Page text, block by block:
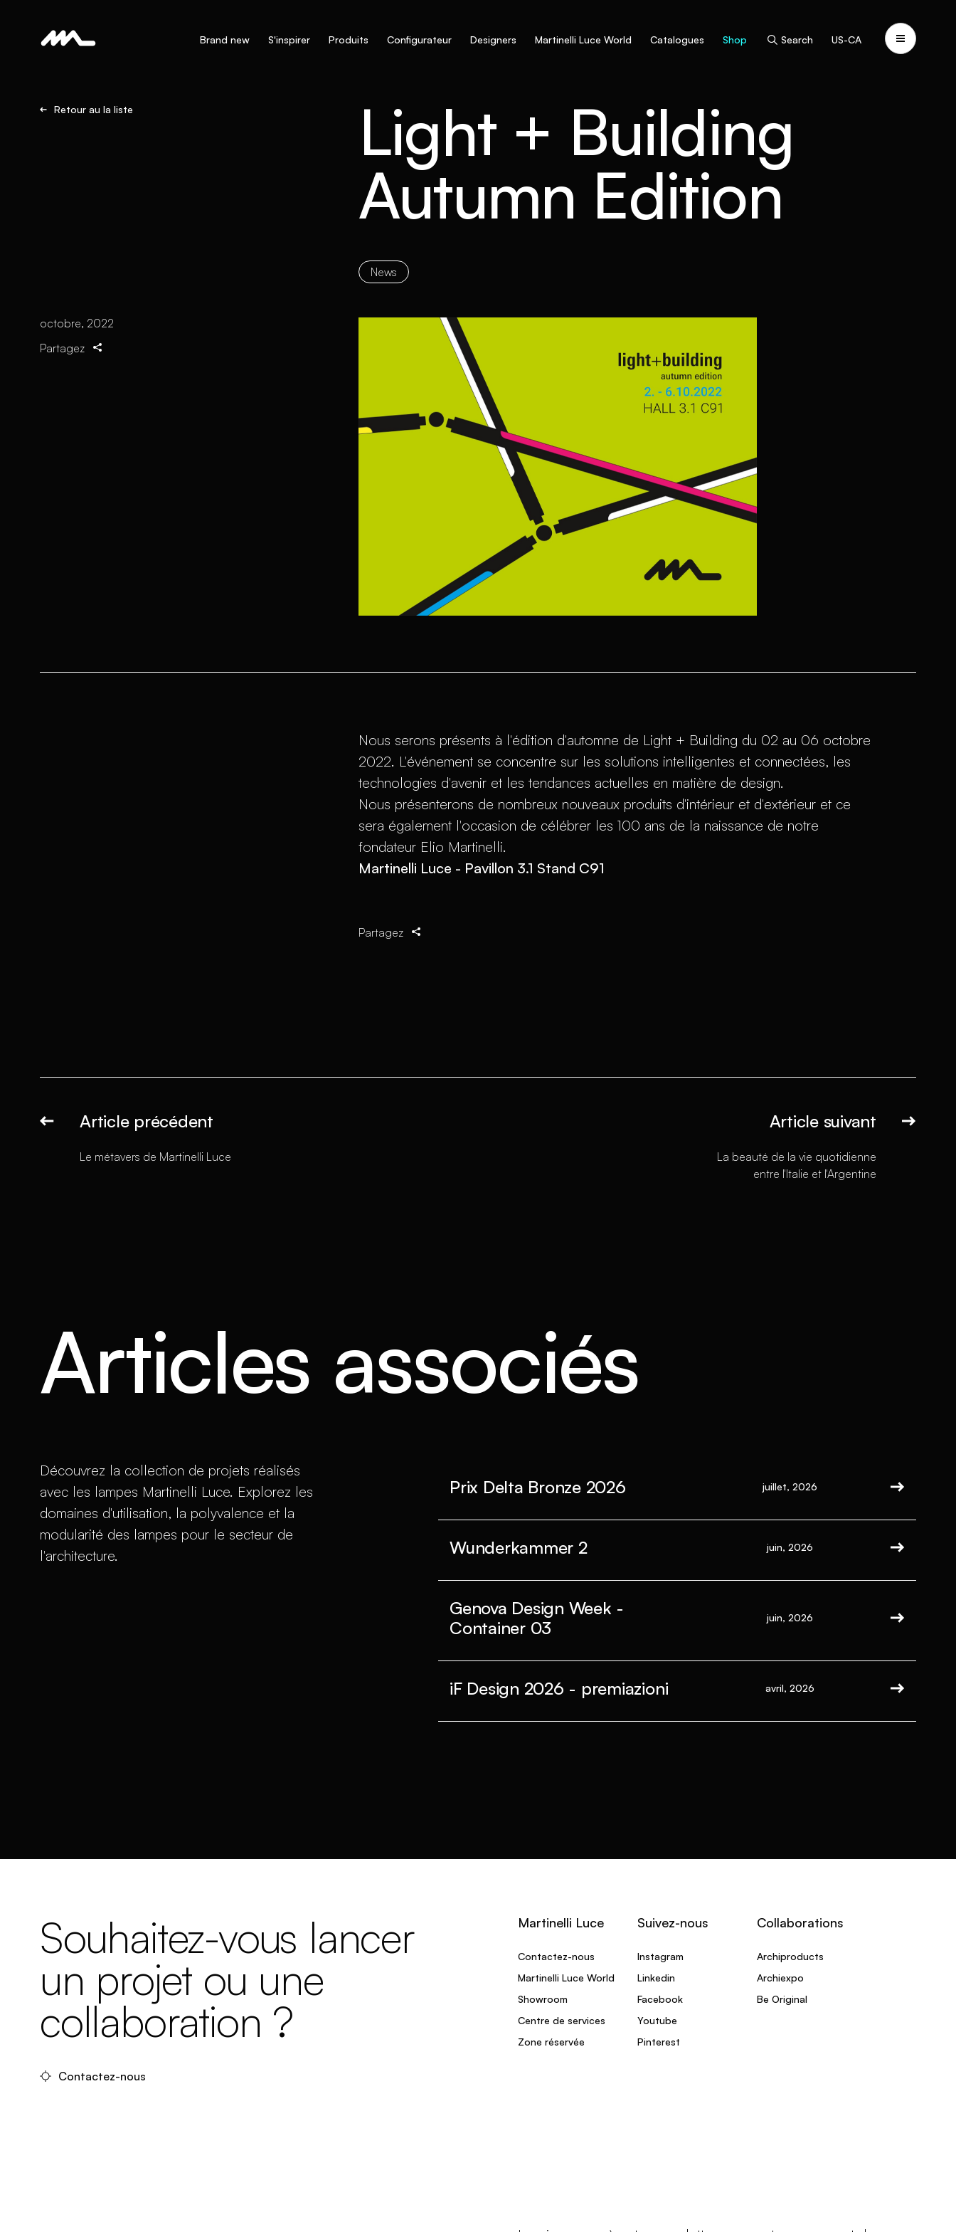
Brand new S'inspirer Produits Configurateur Designers Martinelli Luce World Catalogues Shop Search US-CA
Retour au la liste Light + Building
Autumn Edition
News
octobre, 2022
Partagez
Nous serons présents à l'édition d'automne de Light + Building du 02 au 06 octobre
2022. L'événement se concentre sur les solutions intelligentes et connectées, les
technologies d'avenir et les tendances actuelles en matière de design.
Nous présenterons de nombreux nouveaux produits d'intérieur et d'extérieur et ce
sera également l'occasion de célébrer les 100 ans de la naissance de notre
fondateur Elio Martinelli.
Martinelli Luce - Pavillon 3.1 Stand C91
Partagez
Article précédent
Le métavers de Martinelli Luce
Article suivant
La beauté de la vie quotidienne
entre l'Italie et l'Argentine
Articles associés
Découvrez la collection de projets réalisés
avec les lampes Martinelli Luce. Explorez les
domaines d'utilisation, la polyvalence et la
modularité des lampes pour le secteur de
l'architecture.
Prix Delta Bronze 2026 juillet, 2026
Wunderkammer 2 juin, 2026
Genova Design Week -
Container 03
juin, 2026
iF Design 2026 - premiazioni avril, 2026
Souhaitez-vous lancer
un projet ou une
collaboration ?
Contactez-nous
Martinelli Luce
Contactez-nous
Martinelli Luce World
Showroom
Centre de services
Zone réservée
Suivez-nous
Instagram
Linkedin
Facebook
Youtube
Pinterest
Collaborations
Archiproducts
Archiexpo
Be Original